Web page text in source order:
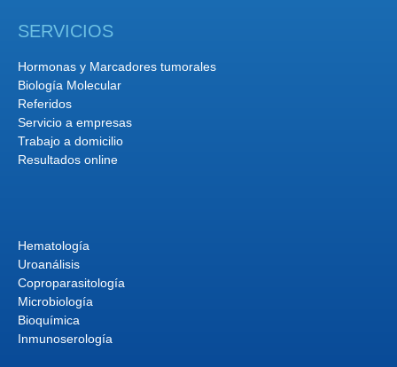
SERVICIOS
Hormonas y Marcadores tumorales
Biología Molecular
Referidos
Servicio a empresas
Trabajo a domicilio
Resultados online
Hematología
Uroanálisis
Coproparasitología
Microbiología
Bioquímica
Inmunoserología